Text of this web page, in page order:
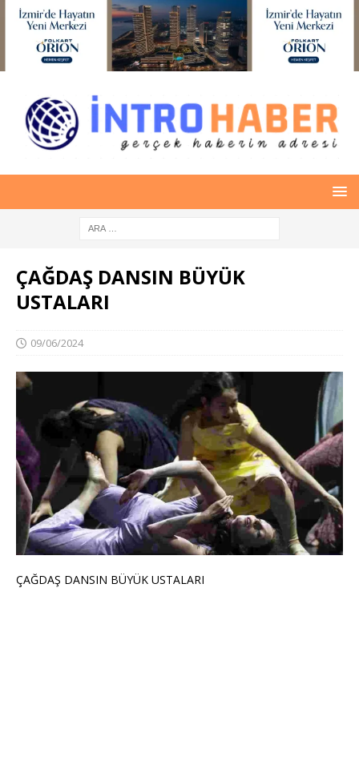
ÇAĞDAŞ DANSIN BÜYÜK
USTALARI
09/06/2024
ÇAĞDAŞ DANSIN BÜYÜK USTALARI